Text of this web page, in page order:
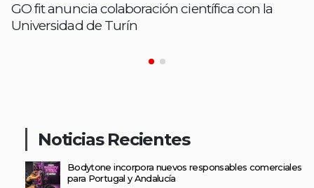
GO fit anuncia colaboración científica con la
Universidad de Turín
Noticias Recientes
Bodytone incorpora nuevos responsables comerciales
para Portugal y Andalucía